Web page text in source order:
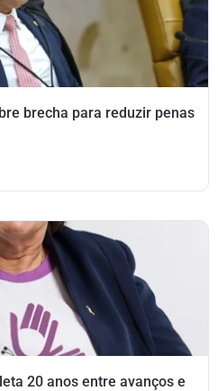
brecha para reduzir penas
20 anos entre avanços e